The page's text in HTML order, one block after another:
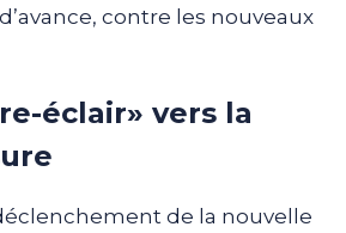
contre les nouveaux
éclair» vers la
de la nouvelle